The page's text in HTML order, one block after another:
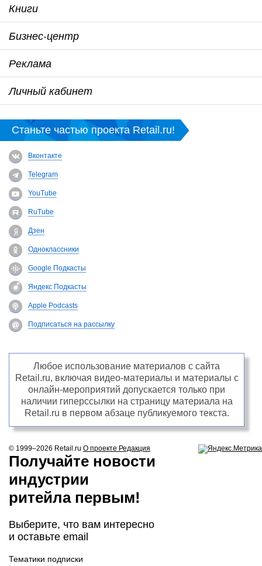
Книги
Бизнес-центр
Реклама
Личный кабинет
Станьте частью проекта Retail.ru!
Вконтакте
Telegram
YouTube
RuTube
Дзен
Одноклассники
Google Подкасты
Яндекс Подкасты
Apple Podcasts
Подписаться на рассылку
Любое использование материалов с сайта
Retail.ru, включая видео-материалы и материалы с
онлайн-мероприятий допускается только при
наличии гиперссылки на страницу материала на
Retail.ru в первом абзаце публикуемого текста.
© 1999–2026 Retail.ru О проекте Редакция
Получайте новости
индустрии
ритейла первым!
Выберите, что вам интересно
и оставьте email
Тематики подписки